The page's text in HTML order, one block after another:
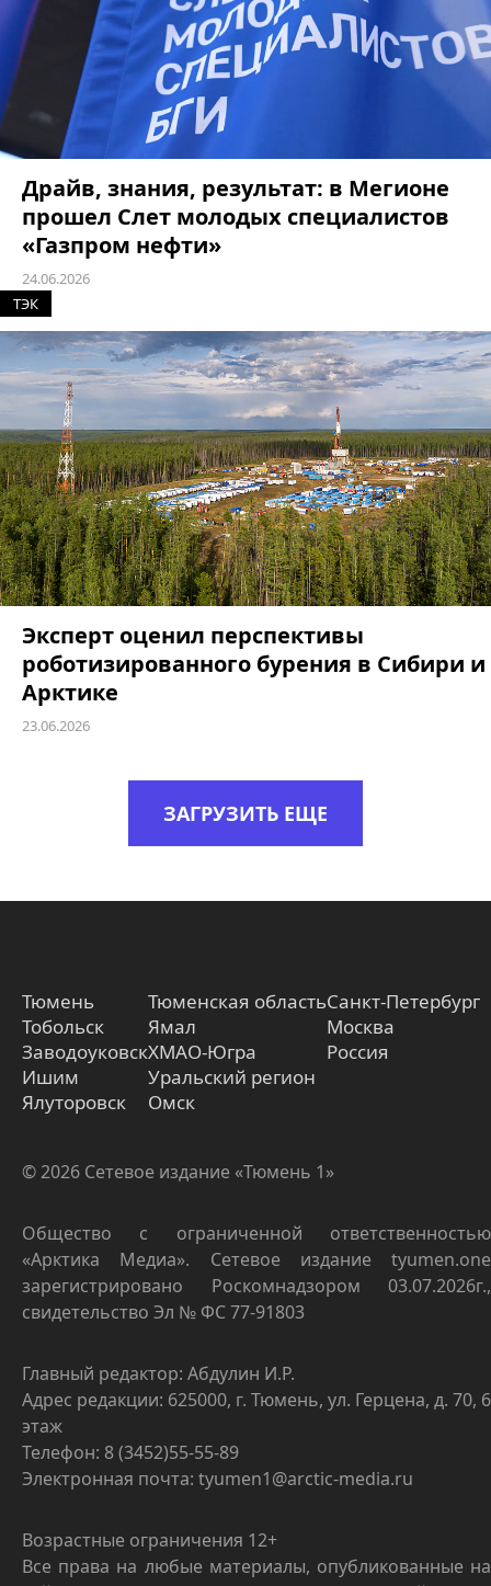
Драйв, знания, результат: в Мегионе
прошел Слет молодых специалистов
«Газпром нефти»
24.06.2026
ТЭК
Эксперт оценил перспективы
роботизированного бурения в Сибири и
Арктике
23.06.2026
ЗАГРУЗИТЬ ЕЩЕ
Тюмень
Тобольск
Заводоуковск
Ишим
Ялуторовск
Тюменская область
Ямал
ХМАО-Югра
Уральский регион
Омск
Санкт-Петербург
Москва
Россия
© 2026 Сетевое издание «Тюмень 1»
Общество с ограниченной ответственностью
«Арктика Медиа». Сетевое издание tyumen.one
зарегистрировано Роскомнадзором 03.07.2026г.,
свидетельство Эл № ФС 77-91803
Главный редактор: Абдулин И.Р.
Адрес редакции: 625000, г. Тюмень, ул. Герцена, д. 70, 6
этаж
Телефон: 8 (3452)55-55-89
Электронная почта: tyumen1@arctic-media.ru
Возрастные ограничения 12+
Все права на любые материалы, опубликованные на